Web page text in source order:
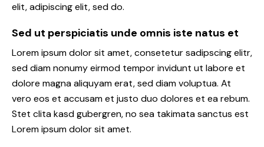
elit, adipiscing elit, sed do.
Sed ut perspiciatis unde omnis iste natus et
Lorem ipsum dolor sit amet, consetetur sadipscing elitr,
sed diam nonumy eirmod tempor invidunt ut labore et
dolore magna aliquyam erat, sed diam voluptua. At
vero eos et accusam et justo duo dolores et ea rebum.
Stet clita kasd gubergren, no sea takimata sanctus est
Lorem ipsum dolor sit amet.